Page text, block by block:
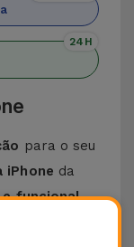
24H
para o seu
iPhone da
funcional,